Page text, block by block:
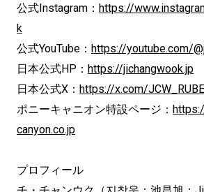
公式Instagram： https://
k
公式YouTube： https://youtube.com/
日本公式HP： https://jichangwook.jp
日本公式X： https://x.com/
ポニーキャニオン特設ページ：
canyon.co.jp
プロフィール